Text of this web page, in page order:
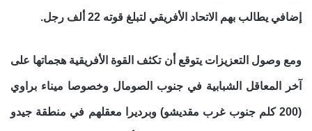
إضافي يطالب بهم الاتحاد الأفريقي لتبلغ قوته 22 ألف رجل.
ومع وصول التعزيزات يتوقع أن تكثف القوة الأفريقية هجماتها على
آخر المعاقل الشبابية في جنوب الصومال وخصوصا ميناء براوي
(200 كلم جنوب غرب مقديشو) وبرديرا معقلهم في منطقة جيدو